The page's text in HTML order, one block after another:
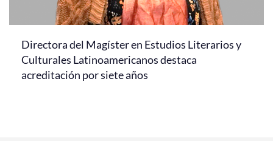
Directora del Magíster en Estudios Literarios y
Culturales Latinoamericanos destaca
acreditación por siete años